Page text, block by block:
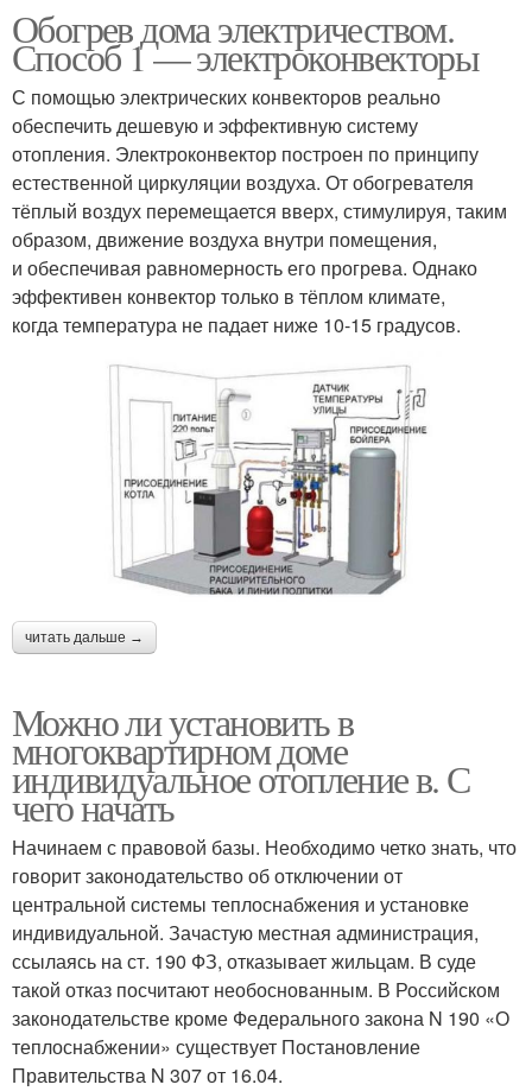
Обогрев дома электричеством.
Способ 1 — электроконвекторы
С помощью электрических конвекторов реально
обеспечить дешевую и эффективную систему
отопления. Электроконвектор построен по принципу
естественной циркуляции воздуха. От обогревателя
тёплый воздух перемещается вверх, стимулируя, таким
образом, движение воздуха внутри помещения,
и обеспечивая равномерность его прогрева. Однако
эффективен конвектор только в тёплом климате,
когда температура не падает ниже 10-15 градусов.
читать дальше →
Можно ли установить в
многоквартирном доме
индивидуальное отопление в. С
чего начать
Начинаем с правовой базы. Необходимо четко знать, что
говорит законодательство об отключении от
центральной системы теплоснабжения и установке
индивидуальной. Зачастую местная администрация,
ссылаясь на ст. 190 ФЗ, отказывает жильцам. В суде
такой отказ посчитают необоснованным. В Российском
законодательстве кроме Федерального закона N 190 «О
теплоснабжении» существует Постановление
Правительства N 307 от 16.04.